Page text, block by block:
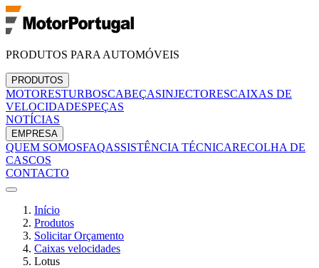
PRODUTOS PARA AUTOMÓVEIS
PRODUTOS
MOTORESTURBOSCABEÇASINJECTORESCAIXAS DE
VELOCIDADESPEÇAS
NOTÍCIAS
EMPRESA
QUEM SOMOSFAQASSISTÊNCIA TÉCNICARECOLHA DE
CASCOS
CONTACTO
Início
Produtos
Solicitar Orçamento
Caixas velocidades
Lotus